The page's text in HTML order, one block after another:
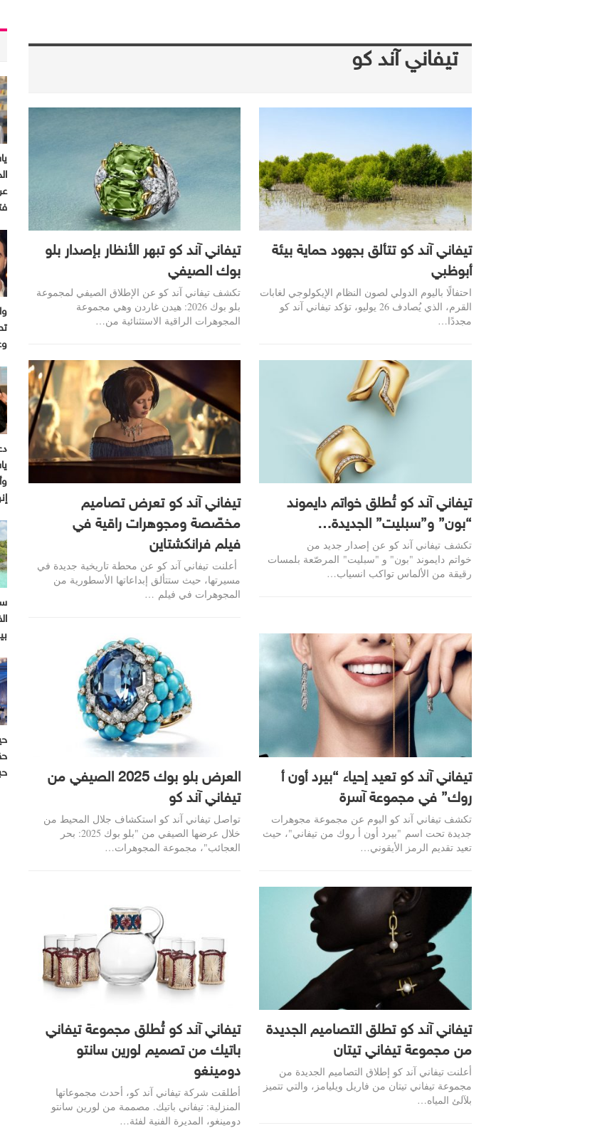
تيفاني آند كو
تيفاني آند كو تتألق بجهود حماية بيئة
أبوظبي
احتفالًا باليوم الدولي لصون النظام الإيكولوجي لغابات
القرم، الذي يُصادف 26 يوليو، تؤكد تيفاني آند كو
مجددًا…
تيفاني آند كو تبهر الأنظار بإصدار بلو
بوك الصيفي
تكشف تيفاني آند كو عن الإطلاق الصيفي لمجموعة
بلو بوك 2026: هيدن غاردن وهي مجموعة
المجوهرات الراقية الاستثنائية من…
تيفاني آند كو تُطلق خواتم دايموند
“بون” و”سبليت” الجديدة…
تكشف تيفاني آند كو عن إصدار جديد من
خواتم دايموند "بون" و "سبليت" المرصّعة بلمسات
رقيقة من الألماس تواكب انسياب…
تيفاني آند كو تعرض تصاميم
مخصّصة ومجوهرات راقية في
فيلم فرانكشتاين
أعلنت تيفاني آند كو عن محطة تاريخية جديدة في
مسيرتها، حيث ستتألق إبداعاتها الأسطورية من
المجوهرات في فيلم …
تيفاني آند كو تعيد إحياء “بيرد أون أ
روك” في مجموعة آسرة
تكشف تيفاني آند كو اليوم عن مجموعة مجوهرات
جديدة تحت اسم "بيرد أون أ روك من تيفاني"، حيث
تعيد تقديم الرمز الأيقوني…
العرض بلو بوك 2025 الصيفي من
تيفاني آند كو
تواصل تيفاني آند كو استكشاف جلال المحيط من
خلال عرضها الصيفي من "بلو بوك 2025: بحر
العجائب"، مجموعة المجوهرات…
تيفاني آند كو تطلق التصاميم الجديدة
من مجموعة تيفاني تيتان
أعلنت تيفاني آند كو إطلاق التصاميم الجديدة من
مجموعة تيفاني تيتان من فاريل ويليامز، والتي تتميز
بلآلئ المياه…
تيفاني آند كو تُطلق مجموعة تيفاني
باتيك من تصميم لورين سانتو
دومينغو
أطلقت شركة تيفاني آند كو، أحدث مجموعاتها
المنزلية: تيفاني باتيك. مصممة من لورين سانتو
دومينغو، المديرة الفنية لفئة…